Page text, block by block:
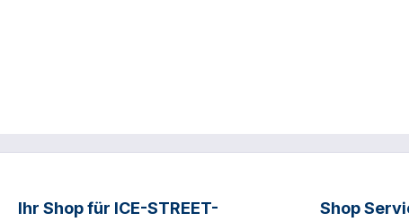
Ihr Shop für ICE-STREET-
Shop